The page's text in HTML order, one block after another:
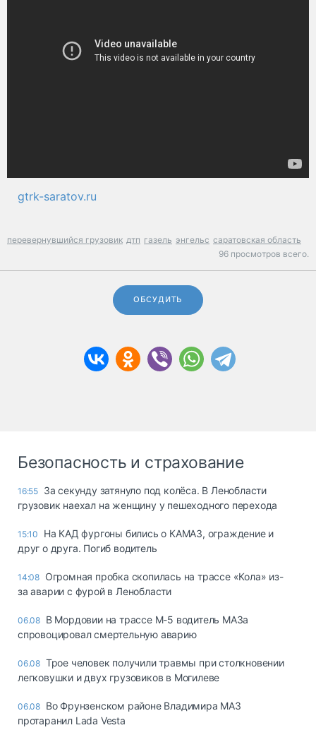
gtrk-saratov.ru
перевернувшийся грузовик дтп газель энгельс саратовская область
96 просмотров всего.
ОБСУДИТЬ
Безопасность и страхование
16:55 За секунду затянуло под колёса. В Ленобласти
грузовик наехал на женщину у пешеходного перехода
15:10
На КАД фургоны бились о КАМАЗ, ограждение и
друг о друга. Погиб водитель
14:08 Огромная пробка скопилась на трассе «Кола» из-
за аварии с фурой в Ленобласти
06.08 В Мордовии на трассе М-5 водитель МАЗа
спровоцировал смертельную аварию
06.08 Трое человек получили травмы при столкновении
легковушки и двух грузовиков в Могилеве
06.08 Во Фрунзенском районе Владимира МАЗ
протаранил Lada Vesta